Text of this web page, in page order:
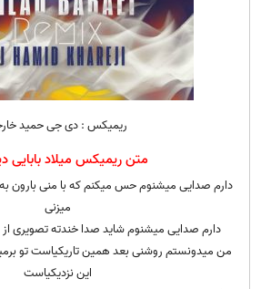
ریمیکس : دی جی حمید
متن ریمیکس میلاد بابایی
دارم صدایی میشنوم حس میکنم که با منی بارون
میزنی
دارم صدایی میشنوم شاید صدا خندته تصویری از
من میدونستم روشنی بعد همین تاریکیاست تو
این نزدیکیاست